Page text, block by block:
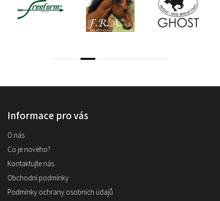
Informace pro vás
O nás
Co je nového?
Kontaktujte nás
Obchodní podmínky
Podmínky ochrany osobních údajů